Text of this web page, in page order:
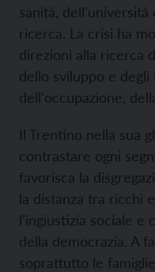
sanità,
ricerca. La crisi ha
direzioni alla ricerca
dello sviluppo e degli
dell'occupazione,
Il Trentino nella sua
contrastare ogni
favorisca la
la distanza tra ricchi
l'ingiustizia sociale e
della democrazia. A
soprattutto le